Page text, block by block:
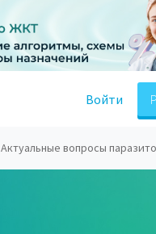
Войти
Актуальные вопросы